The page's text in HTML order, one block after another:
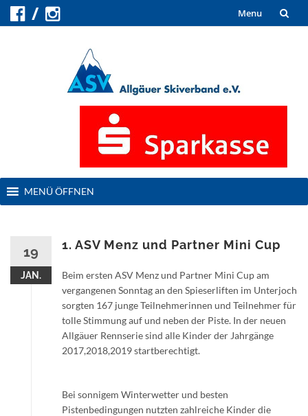
Menu
content
to
MENÜ ÖFFNEN
19
JAN.
1. ASV Menz und Partner Mini Cup
Beim ersten ASV Menz und Partner Mini Cup am
vergangenen Sonntag an den Spieserliften im Unterjoch
sorgten 167 junge Teilnehmerinnen und Teilnehmer für
tolle Stimmung auf und neben der Piste. In der neuen
Allgäuer Rennserie sind alle Kinder der Jahrgänge
2017,2018,2019 startberechtigt.
Bei sonnigem Winterwetter und besten
Pistenbedingungen nutzten zahlreiche Kinder die